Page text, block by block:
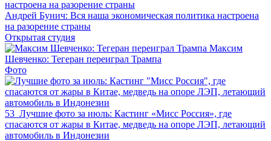
Андрей Бунич: Вся наша экономическая политика настроена
на разорение страны
Открытая студия
Максим
Шевченко: Тегеран переиграл Трампа
Фото
53 Лучшие фото за июль: Кастинг «Мисс Россия», где
спасаются от жары в Китае, медведь на опоре ЛЭП, летающий
автомобиль в Индонезии